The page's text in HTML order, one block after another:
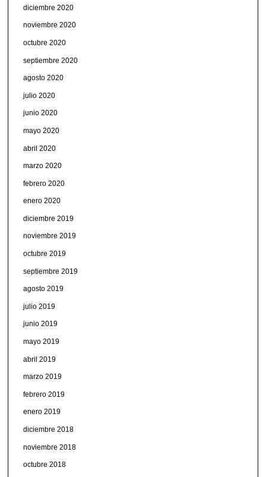
diciembre 2020
noviembre 2020
octubre 2020
septiembre 2020
agosto 2020
julio 2020
junio 2020
mayo 2020
abril 2020
marzo 2020
febrero 2020
enero 2020
diciembre 2019
noviembre 2019
octubre 2019
septiembre 2019
agosto 2019
julio 2019
junio 2019
mayo 2019
abril 2019
marzo 2019
febrero 2019
enero 2019
diciembre 2018
noviembre 2018
octubre 2018